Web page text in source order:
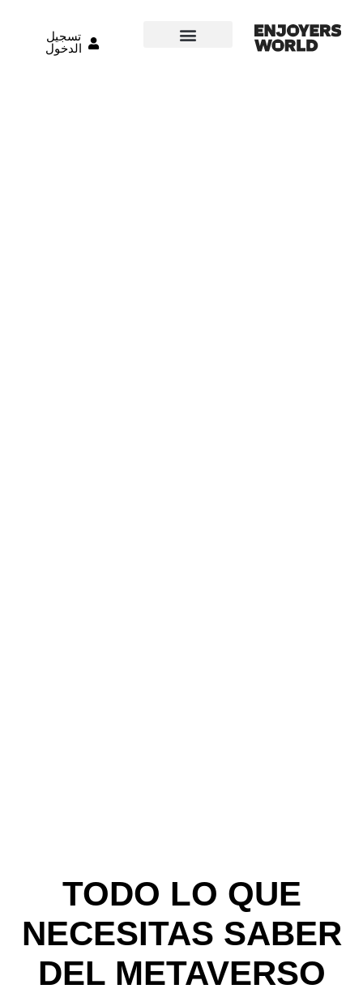
تسجيل
الدخول
TODO LO QUE
NECESITAS SABER
DEL METAVERSO